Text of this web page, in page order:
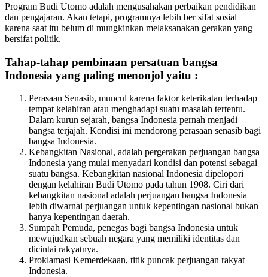
Mute
Program Budi Utomo adalah mengusahakan perbaikan pendidikan
dan pengajaran. Akan tetapi, programnya lebih ber sifat sosial
karena saat itu belum di mungkinkan melaksanakan gerakan yang
bersifat politik.
Tahap-tahap pembinaan persatuan bangsa
Indonesia yang paling menonjol yaitu :
Perasaan Senasib, muncul karena faktor keterikatan terhadap
tempat kelahiran atau menghadapi suatu masalah tertentu.
Dalam kurun sejarah, bangsa Indonesia pernah menjadi
bangsa terjajah. Kondisi ini mendorong perasaan senasib bagi
bangsa Indonesia.
Kebangkitan Nasional, adalah pergerakan perjuangan bangsa
Indonesia yang mulai menyadari kondisi dan potensi sebagai
suatu bangsa. Kebangkitan nasional Indonesia dipelopori
dengan kelahiran Budi Utomo pada tahun 1908. Ciri dari
kebangkitan nasional adalah perjuangan bangsa Indonesia
lebih diwarnai perjuangan untuk kepentingan nasional bukan
hanya kepentingan daerah.
Sumpah Pemuda, penegas bagi bangsa Indonesia untuk
mewujudkan sebuah negara yang memiliki identitas dan
dicintai rakyatnya.
Proklamasi Kemerdekaan, titik puncak perjuangan rakyat
Indonesia.